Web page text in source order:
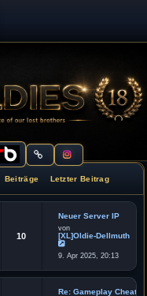
Beiträge Letzter Beitrag
10
Neuer Server IP
von
[XL]Oldie-Dellmuth
N
e
e
t
9. Apr 2025, 20:13
Re: Gameplay Cheater